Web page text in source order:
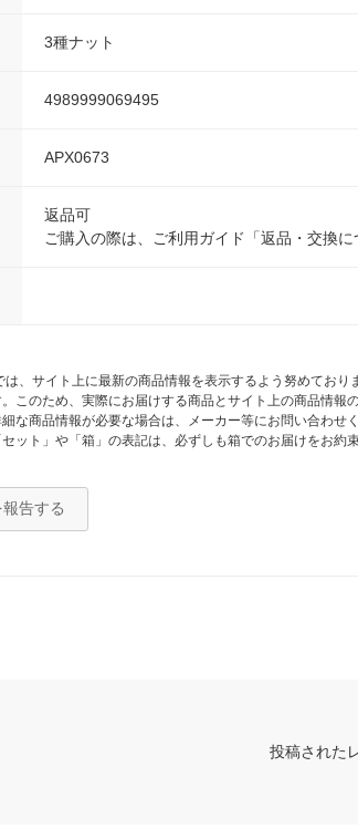
3種ナット
4989999069495
APX0673
返品可
ご購入の際は、ご利用ガイド「返品・交換
は、サイト上に最新の商品情報を表示するよう努めてお
このため、実際にお届けする商品とサイト上の商品情
な商品情報が必要な場合は、メーカー等にお問い合わせく
ット」や「箱」の表記は、必ずしも箱でのお届けをお
告する
投稿された